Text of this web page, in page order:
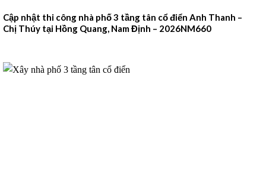
Cập nhật thi công nhà phố 3 tầng tân cổ điển Anh Thanh –
Chị Thúy tại Hồng Quang, Nam Định – 2026NM660